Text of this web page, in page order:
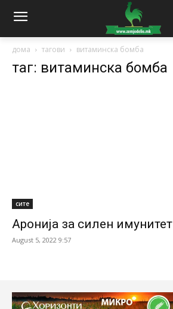
дома тагови витаминска бомба
таг: витаминска бомба
сите
Аронија за силен имунитет
August 5, 2022 9:57